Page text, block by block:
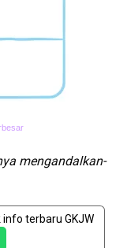
mengandalkan-
terbaru GKJW